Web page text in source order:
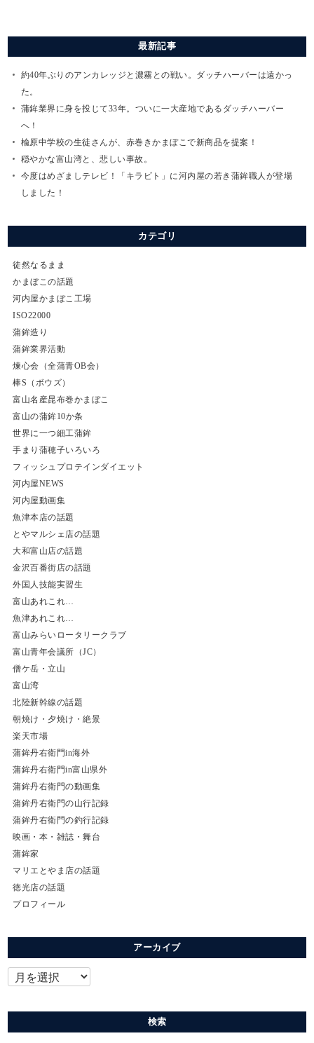
最新記事
約40年ぶりのアンカレッジと濃霧との戦い。ダッチハーバーは遠かっ
た。
蒲鉾業界に身を投じて33年。ついに一大産地であるダッチハーバー
へ！
楡原中学校の生徒さんが、赤巻きかまぼこで新商品を提案！
穏やかな富山湾と、悲しい事故。
今度はめざましテレビ！「キラビト」に河内屋の若き蒲鉾職人が登場
しました！
カテゴリ
徒然なるまま
かまぼこの話題
河内屋かまぼこ工場
ISO22000
蒲鉾造り
蒲鉾業界活動
煉心会（全蒲青OB会）
棒S（ボウズ）
富山名産昆布巻かまぼこ
富山の蒲鉾10か条
世界に一つ細工蒲鉾
手まり蒲穂子いろいろ
フィッシュプロテインダイエット
河内屋NEWS
河内屋動画集
魚津本店の話題
とやマルシェ店の話題
大和富山店の話題
金沢百番街店の話題
外国人技能実習生
富山あれこれ…
魚津あれこれ…
富山みらいロータリークラブ
富山青年会議所（JC）
僧ケ岳・立山
富山湾
北陸新幹線の話題
朝焼け・夕焼け・絶景
楽天市場
蒲鉾丹右衛門in海外
蒲鉾丹右衛門in富山県外
蒲鉾丹右衛門の動画集
蒲鉾丹右衛門の山行記録
蒲鉾丹右衛門の釣行記録
映画・本・雑誌・舞台
蒲鉾家
マリエとやま店の話題
徳光店の話題
プロフィール
アーカイブ
検索